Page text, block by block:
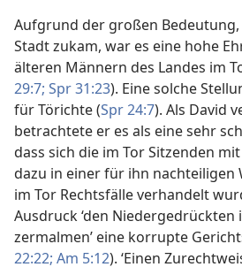
Aufgrund der großen
Stadt zukam, war es eine hohe
älteren Männern des Landes im
29:7; Spr 31:23). Eine solche
für Törichte (Spr 24:7). Als David
betrachtete er es als eine sehr
dass sich die im Tor Sitzenden
dazu in einer für ihn nachteiligen
im Tor Rechtsfälle verhandelt
Ausdruck ‘den Niedergedrückten
zermalmen’ eine korrupte
22:22; Am 5:12). ‘Einen